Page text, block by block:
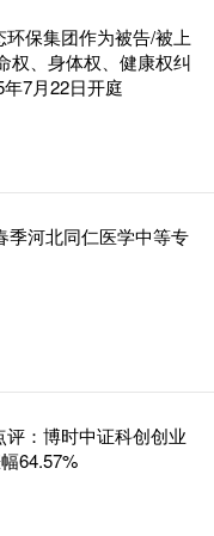
保集团作为被告/被上
权、身体权、健康权纠
7月22日开庭
季河北同仁医学中等专
：博时中证科创创业
64.57%